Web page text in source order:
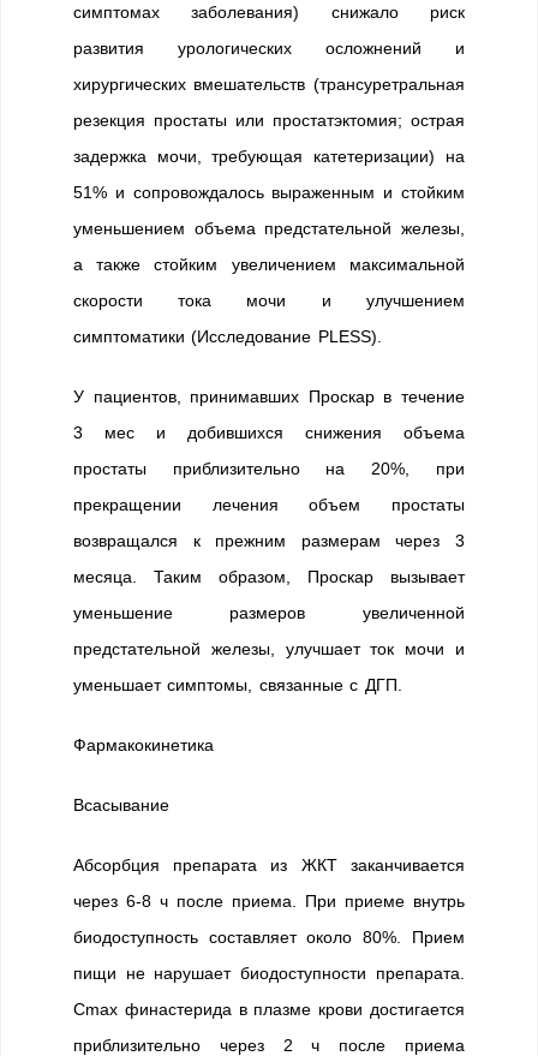
симптомах заболевания) снижало риск
развития урологических осложнений и
хирургических вмешательств (трансуретральная
резекция простаты или простатэктомия; острая
задержка мочи, требующая катетеризации) на
51% и сопровождалось выраженным и стойким
уменьшением объема предстательной железы,
а также стойким увеличением максимальной
скорости тока мочи и улучшением
симптоматики (Исследование PLESS).
У пациентов, принимавших Проскар в течение
3 мес и добившихся снижения объема
простаты приблизительно на 20%, при
прекращении лечения объем простаты
возвращался к прежним размерам через 3
месяца. Таким образом, Проскар вызывает
уменьшение размеров увеличенной
предстательной железы, улучшает ток мочи и
уменьшает симптомы, связанные с ДГП.
Фармакокинетика
Всасывание
Абсорбция препарата из ЖКТ заканчивается
через 6-8 ч после приема. При приеме внутрь
биодоступность составляет около 80%. Прием
пищи не нарушает биодоступности препарата.
Cmax финастерида в плазме крови достигается
приблизительно через 2 ч после приема